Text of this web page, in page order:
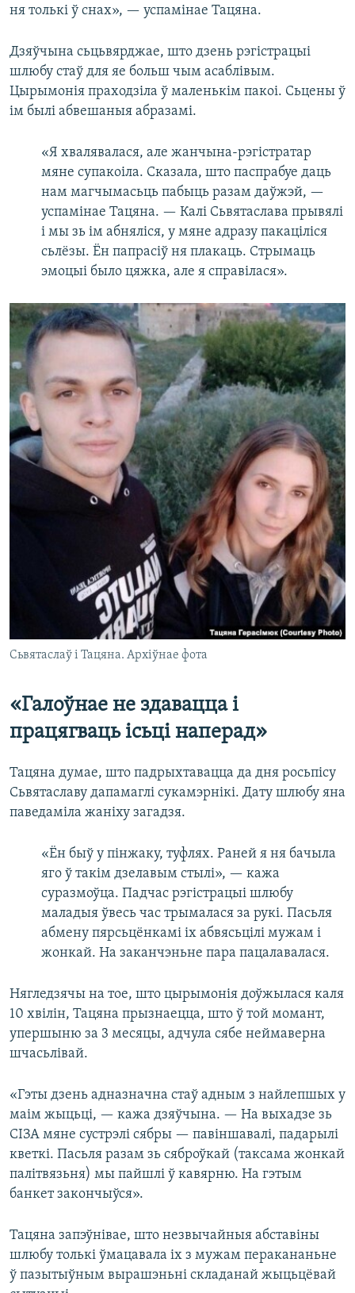
ня толькі ў снах», — успамінае Тацяна.
Дзяўчына сьцьвярджае, што дзень рэгістрацыі
шлюбу стаў для яе больш чым асаблівым.
Цырымонія праходзіла ў маленькім пакоі. Сьцены ў
ім былі абвешаныя абразамі.
«Я хвалявалася, але жанчына-рэгістратар
мяне супакоіла. Сказала, што паспрабуе даць
нам магчымасьць пабыць разам даўжэй, —
успамінае Тацяна. — Калі Сьвятаслава прывялі
і мы зь ім абняліся, у мяне адразу пакаціліся
сьлёзы. Ён папрасіў ня плакаць. Стрымаць
эмоцыі было цяжка, але я справілася».
Сьвятаслаў і Тацяна. Архіўнае фота
«Галоўнае не здавацца і
працягваць ісьці наперад»
Тацяна думае, што падрыхтавацца да дня росьпісу
Сьвятаславу дапамаглі сукамэрнікі. Дату шлюбу яна
паведаміла жаніху загадзя.
«Ён быў у пінжаку, туфлях. Раней я ня бачыла
яго ў такім дзелавым стылі», — кажа
суразмоўца. Падчас рэгістрацыі шлюбу
маладыя ўвесь час трымалася за рукі. Пасьля
абмену пярсьцёнкамі іх абвясьцілі мужам і
жонкай. На заканчэньне пара пацалавалася.
Нягледзячы на тое, што цырымонія доўжылася каля
10 хвілін, Тацяна прызнаецца, што ў той момант,
упершыню за 3 месяцы, адчула сябе неймаверна
шчасьлівай.
«Гэты дзень адназначна стаў адным з найлепшых у
маім жыцьці, — кажа дзяўчына. — На выхадзе зь
СІЗА мяне сустрэлі сябры — павіншавалі, падарылі
кветкі. Пасьля разам зь сяброўкай (таксама жонкай
палітвязьня) мы пайшлі ў кавярню. На гэтым
банкет закончыўся».
Тацяна запэўнівае, што незвычайныя абставіны
шлюбу толькі ўмацавала іх з мужам перакананьне
ў пазытыўным вырашэньні складанай жыцьцёвай